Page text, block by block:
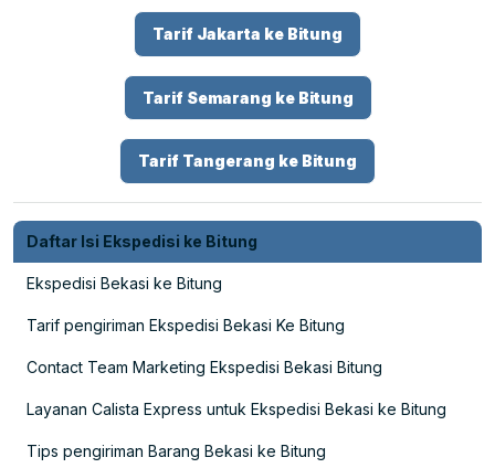
Tarif Jakarta ke Bitung
Tarif Semarang ke Bitung
Tarif Tangerang ke Bitung
Daftar Isi Ekspedisi ke Bitung
Ekspedisi Bekasi ke Bitung
Tarif pengiriman Ekspedisi Bekasi Ke Bitung
Contact Team Marketing Ekspedisi Bekasi Bitung
Layanan Calista Express untuk Ekspedisi Bekasi ke Bitung
Tips pengiriman Barang Bekasi ke Bitung